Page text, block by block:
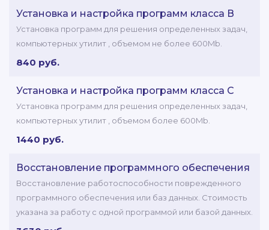
Установка и настройка программ класса В
Установка программ для решения определенных задач,
компьютерных утилит , объемом не более 600Mb.
840 руб.
Установка и настройка программ класса C
Установка программ для решения определенных задач,
компьютерных утилит , объемом более 600Mb.
1440 руб.
Восстановление программного обеспечения
Восстановление работоспособности поврежденного
программного обеспечения или баз данных. Стоимость
указана за работу с одной программой или базой данных.